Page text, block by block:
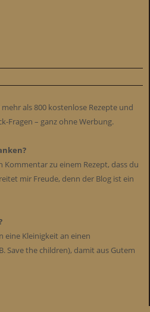
als 800 kostenlose Rezepte und
Fragen – ganz ohne Werbung.
Kommentar zu einem Rezept, dass du
mir Freude, denn der Blog ist ein
eine Kleinigkeit an einen
Save the children), damit aus Gutem